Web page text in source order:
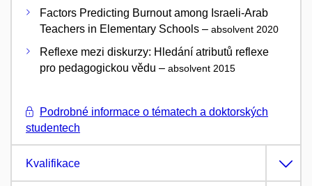
Factors Predicting Burnout among Israeli-Arab
Teachers in Elementary Schools – absolvent 2020
Reflexe mezi diskurzy: Hledání atributů reflexe
pro pedagogickou vědu – absolvent 2015
Podrobné informace o tématech a doktorských
studentech
Kvalifikace